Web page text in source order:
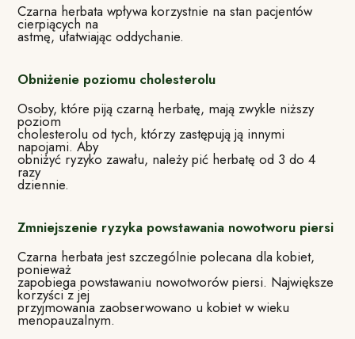
Czarna herbata wpływa korzystnie na stan pacjentów
cierpiących na
astmę, ułatwiając oddychanie.
Obniżenie poziomu cholesterolu
Osoby, które piją czarną herbatę, mają zwykle niższy
poziom
cholesterolu od tych, którzy zastępują ją innymi
napojami. Aby
obniżyć ryzyko zawału, należy pić herbatę od 3 do 4
razy
dziennie.
Zmniejszenie ryzyka powstawania nowotworu piersi
Czarna herbata jest szczególnie polecana dla kobiet,
ponieważ
zapobiega powstawaniu nowotworów piersi. Największe
korzyści z jej
przyjmowania zaobserwowano u kobiet w wieku
menopauzalnym.